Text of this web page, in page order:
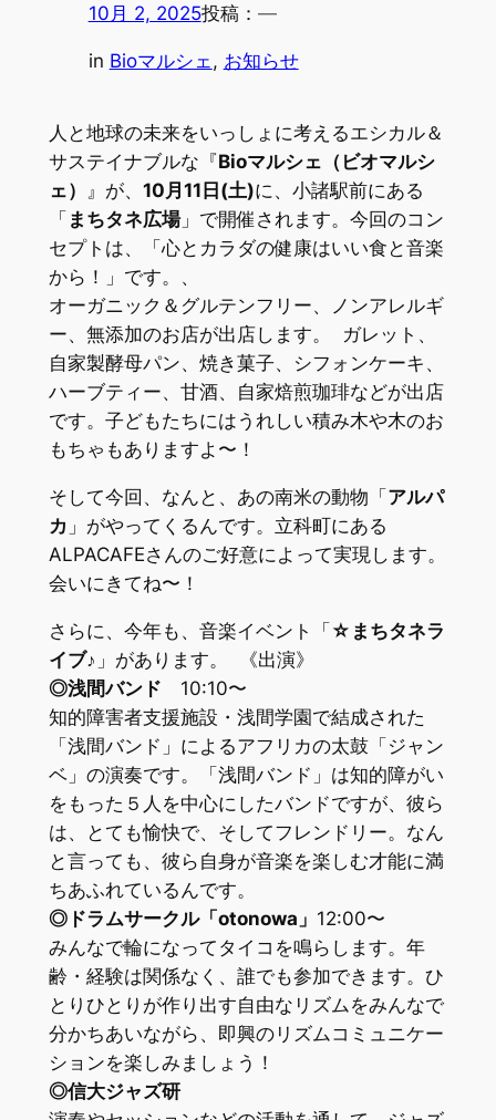
10月 2, 2025投稿： —
in Bioマルシェ, お知らせ
人と地球の未来をいっしょに考えるエシカル＆
サステイナブルな『Bioマルシェ（ビオマルシ
ェ） 』が、 10月11日(土)に、小諸駅前にある
「 まちタネ広場」で開催されます。 今回のコン
セプトは、「心とカラダの健康はいい食と音楽
から！」です。、
オーガニック＆グルテンフリー、ノンアレルギ
ー、無添加のお店が出店します。 ガレット、
自家製酵母パン、焼き菓子、シフォンケーキ、
ハーブティー、甘酒、自家焙煎珈琲などが出店
です。子どもたちにはうれしい積み木や木のお
もちゃもありますよ〜！
そして今回、なんと、あの南米の動物「 アルパ
カ 」がやってくるんです。立科町にある
ALPACAFEさんのご好意によって実現します。
会いにきてね〜！
さらに、今年も、音楽イベント「☆まちタネラ
イブ♪ 」があります。 《出演》
◎浅間バンド 10:10〜
知的障害者支援施設・浅間学園で結成された
「浅間バンド」によるアフリカの太鼓「ジャン
ベ」の演奏です。「浅間バンド」は知的障がい
をもった５人を中心にしたバンドですが、彼ら
は、とても愉快で、そしてフレンドリー。なん
と言っても、彼ら自身が音楽を楽しむ才能に満
ちあふれているんです。
◎ドラムサークル「otonowa」 12:00〜
みんなで輪になってタイコを鳴らします。年
齢・経験は関係なく、誰でも参加できます。ひ
とりひとりが作り出す自由なリズムをみんなで
分かちあいながら、即興のリズムコミュニケー
ションを楽しみましょう！
◎信大ジャズ研